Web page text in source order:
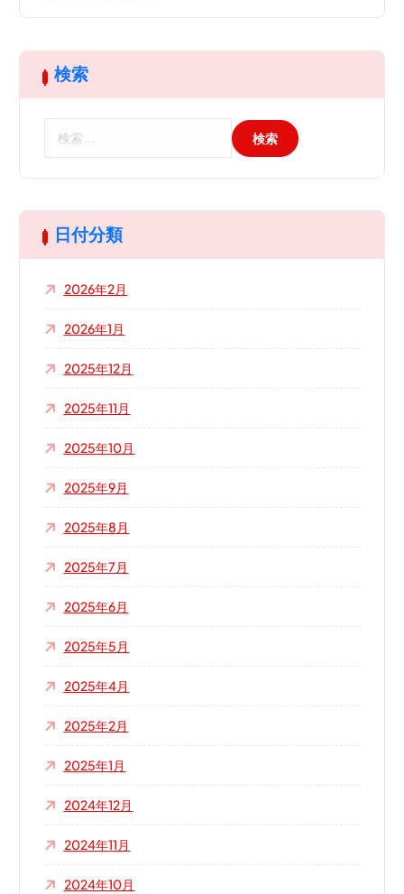
検索
日付分類
2026年2月
2026年1月
2025年12月
2025年11月
2025年10月
2025年9月
2025年8月
2025年7月
2025年6月
2025年5月
2025年4月
2025年2月
2025年1月
2024年12月
2024年11月
2024年10月